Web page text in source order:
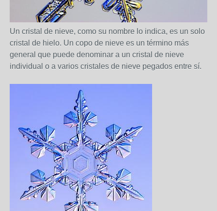
Un cristal de nieve, como su nombre lo indica, es un solo
cristal de hielo. Un copo de nieve es un término más
general que puede denominar a un cristal de nieve
individual o a varios cristales de nieve pegados entre sí.